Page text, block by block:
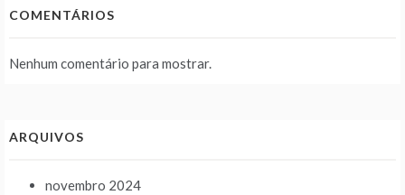
COMENTÁRIOS
Nenhum comentário para mostrar.
ARQUIVOS
novembro 2024